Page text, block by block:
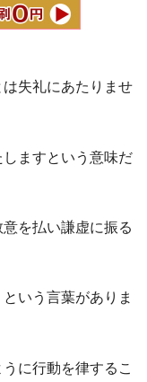
失礼にあたりませ
ますという意味だ
を払い謙虚に振る
いう言葉がありま
に行動を律するこ